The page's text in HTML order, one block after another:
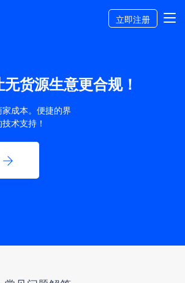
立即注册
货源生意更合规！
成本。便捷的界
术支持！